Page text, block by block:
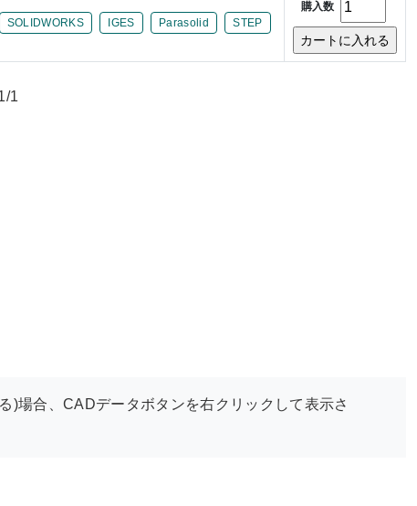
SOLIDWORKS IGES Parasolid STEP
購入数
1
)場合、CADデータボタンを右クリックして表示さ